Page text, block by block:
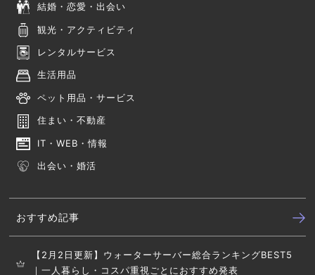
結婚・恋愛・出会い
観光・アクティビティ
レンタルサービス
生活用品
ペット用品・サービス
住まい・不動産
IT・WEB・情報
出会い・婚活
おすすめ記事
【2月2日更新】ウォーターサーバー総合ランキングBEST5
｜一人暮らし・コスパ重視ごとにおすすめ発表